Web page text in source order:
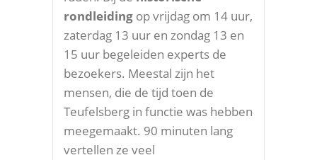
rondleiding op vrijdag om 14 uur,
zaterdag 13 uur en zondag 13 en
15 uur begeleiden experts de
bezoekers. Meestal zijn het
mensen, die de tijd toen de
Teufelsberg in functie was hebben
meegemaakt. 90 minuten lang
vertellen ze veel